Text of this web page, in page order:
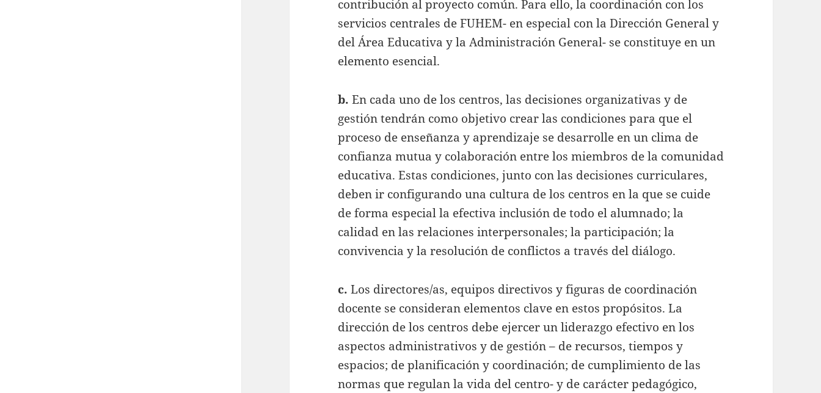
contribución al proyecto común. Para ello, la coordinación con los
servicios centrales de FUHEM- en especial con la Dirección General y
del Área Educativa y la Administración General- se constituye en un
elemento esencial.
b.En cada uno de los centros, las decisiones organizativas y de
gestión tendrán como objetivo crear las condiciones para que el
proceso de enseñanza y aprendizaje se desarrolle en un clima de
confianza mutua y colaboración entre los miembros de la comunidad
educativa. Estas condiciones, junto con las decisiones curriculares,
deben ir configurando una cultura de los centros en la que se cuide
de forma especial la efectiva inclusión de todo el alumnado; la
calidad en las relaciones interpersonales; la participación; la
convivencia y la resolución de conflictos a través del diálogo.
c.Los directores/as, equipos directivos y figuras de coordinación
docente se consideran elementos clave en estos propósitos. La
dirección de los centros debe ejercer un liderazgo efectivo en los
aspectos administrativos y de gestión – de recursos, tiempos y
espacios; de planificación y coordinación; de cumplimiento de las
normas que regulan la vida del centro- y de carácter pedagógico,